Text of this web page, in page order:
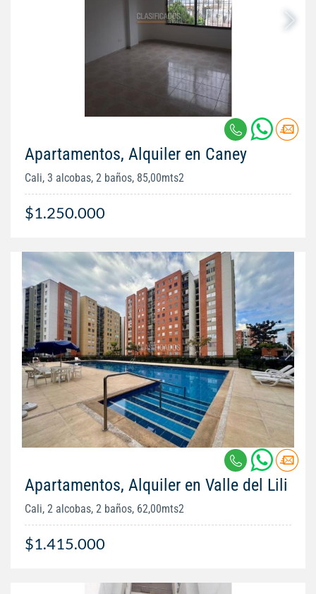
Apartamentos, Alquiler en Caney
Cali, 3 alcobas, 2 baños, 85,00mts2
$1.250.000
Apartamentos, Alquiler en Valle del Lili
Cali, 2 alcobas, 2 baños, 62,00mts2
$1.415.000